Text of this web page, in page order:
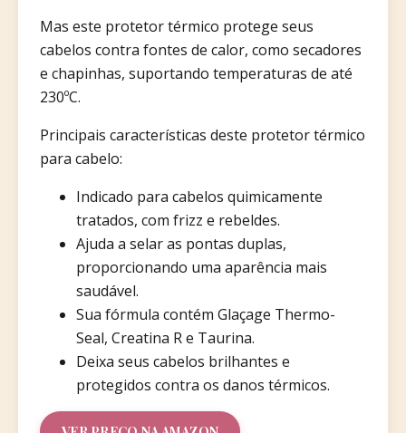
Mas este protetor térmico protege seus
cabelos contra fontes de calor, como secadores
e chapinhas, suportando temperaturas de até
230ºC.
Principais características deste protetor térmico
para cabelo:
Indicado para cabelos quimicamente
tratados, com frizz e rebeldes.
Ajuda a selar as pontas duplas,
proporcionando uma aparência mais
saudável.
Sua fórmula contém Glaçage Thermo-
Seal, Creatina R e Taurina.
Deixa seus cabelos brilhantes e
protegidos contra os danos térmicos.